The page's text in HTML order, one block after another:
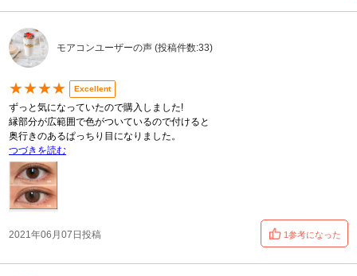
モアコンユーザーの声 (投稿件数:33)
★★★★ Excellent
ずっと気になっていたので購入しました!
縁部分が広範囲で色がついているので付けると
奥行きのあるぱっちり目になりました。
つづきを読む
2021年06月07日投稿 1参考になった